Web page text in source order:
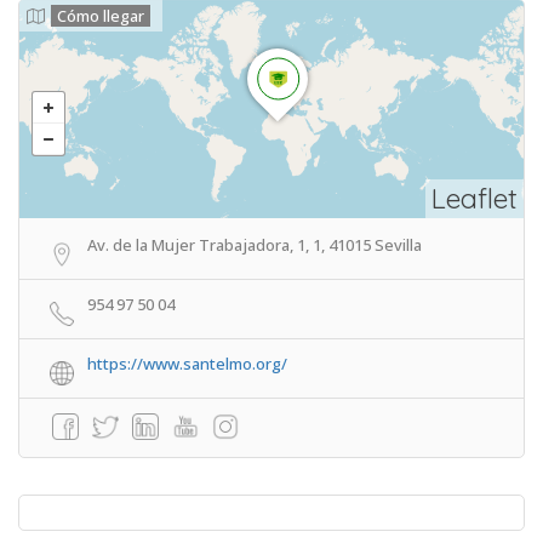
Leaflet
Cómo llegar
Av. de la Mujer Trabajadora, 1, 1, 41015 Sevilla
954 97 50 04
https://www.santelmo.org/